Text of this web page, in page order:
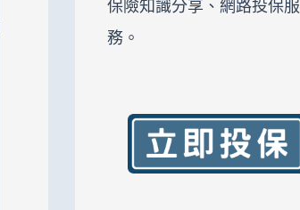
保險知識分享、網路投保服
務。